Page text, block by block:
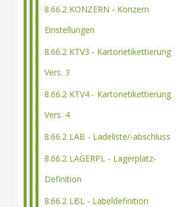
8.66.2 KONZERN - Konzern
Einstellungen
8.66.2 KTV3 - Kartonetikettierung
Vers. 3
8.66.2 KTV4 - Kartonetikettierung
Vers. 4
8.66.2 LAB - Ladeliste/-abschluss
8.66.2 LAGERPL - Lagerplatz-
Definition
8.66.2 LBL - Labeldefinition